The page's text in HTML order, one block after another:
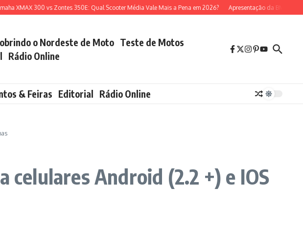
XMAX 300 vs Zontes 350E: Qual Scooter Média Vale Mais a Pena em 2026? Apresentação da BMW R 1300
o Nordeste de Moto Teste de Motos
Rádio Online
& Feiras Editorial Rádio Online
Android (2.2 +) e IOS